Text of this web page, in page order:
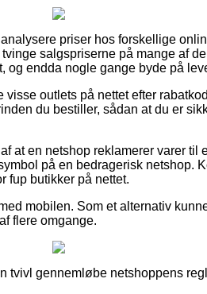
priser hos forskellige
salgspriserne på mange af
og endda nogle gange byde på
outlets på nettet efter
du bestiller, sådan at du er
at en netshop reklamerer varer til
på en bedragerisk netshop.
fup butikker på nettet.
mobilen. Som et alternativ
flere omgange.
tvivl gennemløbe netshoppens